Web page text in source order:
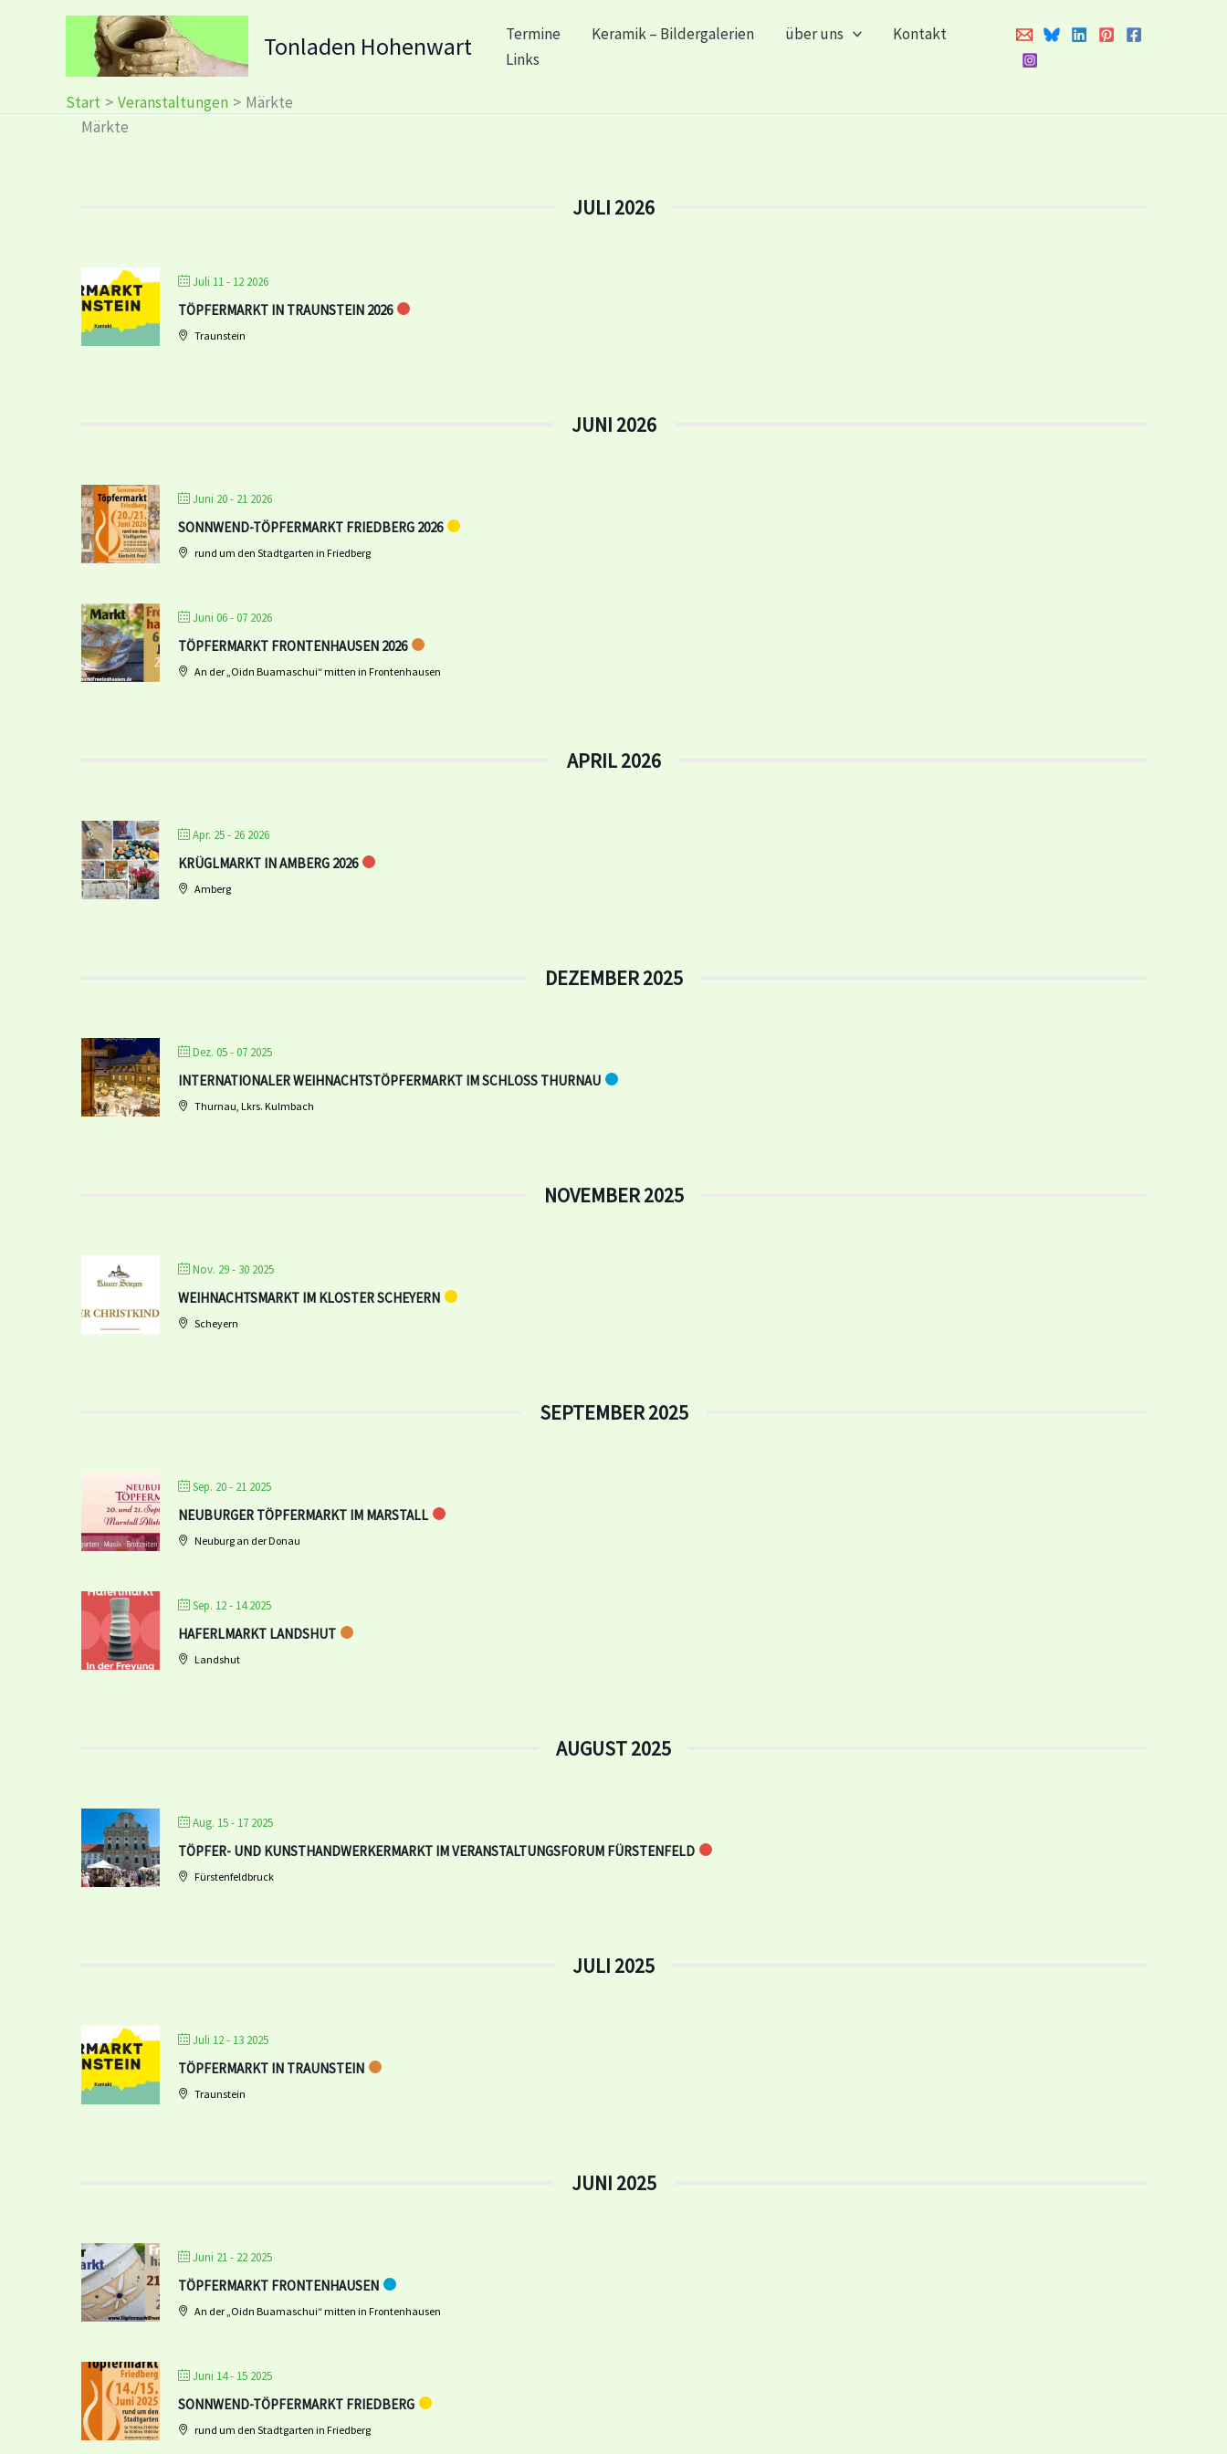
Tonladen Hohenwart Termine Keramik – Bildergalerien über uns
Kontakt
Links
Start Veranstaltungen
Märkte
Märkte
JULI 2026
Juli 11 - 12 2026
TÖPFERMARKT IN TRAUNSTEIN 2026
Traunstein
JUNI 2026
Juni 20 - 21 2026
SONNWEND-TÖPFERMARKT FRIEDBERG 2026
rund um den Stadtgarten in Friedberg
Juni 06 - 07 2026
TÖPFERMARKT FRONTENHAUSEN 2026
An der „Oidn Buamaschui“ mitten in Frontenhausen
APRIL 2026
Apr. 25 - 26 2026
KRÜGLMARKT IN AMBERG 2026
Amberg
DEZEMBER 2025
Dez. 05 - 07 2025
INTERNATIONALER WEIHNACHTSTÖPFERMARKT IM SCHLOSS THURNAU
Thurnau, Lkrs. Kulmbach
NOVEMBER 2025
Nov. 29 - 30 2025
WEIHNACHTSMARKT IM KLOSTER SCHEYERN
Scheyern
SEPTEMBER 2025
Sep. 20 - 21 2025
NEUBURGER TÖPFERMARKT IM MARSTALL
Neuburg an der Donau
Sep. 12 - 14 2025
HAFERLMARKT LANDSHUT
Landshut
AUGUST 2025
Aug. 15 - 17 2025
TÖPFER- UND KUNSTHANDWERKERMARKT IM VERANSTALTUNGSFORUM FÜRSTENFELD
Fürstenfeldbruck
JULI 2025
Juli 12 - 13 2025
TÖPFERMARKT IN TRAUNSTEIN
Traunstein
JUNI 2025
Juni 21 - 22 2025
TÖPFERMARKT FRONTENHAUSEN
An der „Oidn Buamaschui“ mitten in Frontenhausen
Juni 14 - 15 2025
SONNWEND-TÖPFERMARKT FRIEDBERG
rund um den Stadtgarten in Friedberg